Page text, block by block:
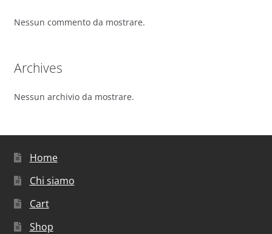
Nessun commento da mostrare.
Archives
Nessun archivio da mostrare.
Home
Chi siamo
Cart
Shop